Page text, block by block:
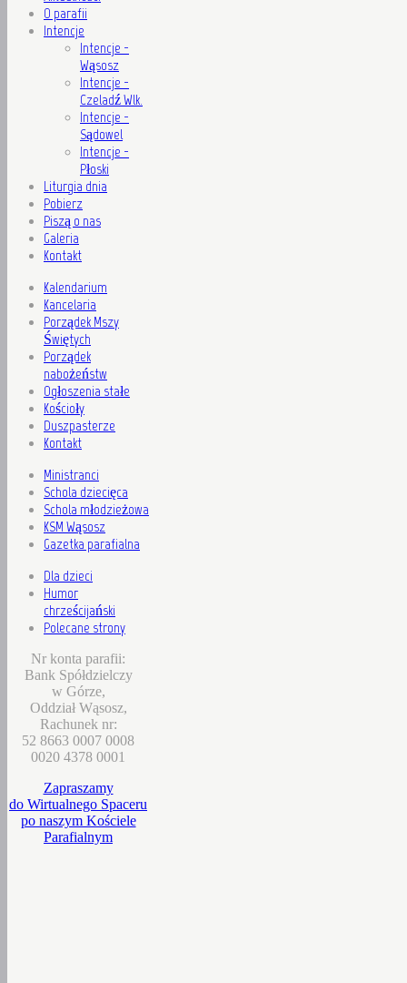
O parafii
Intencje
Intencje -
Wąsosz
Intencje -
Czeladź Wlk.
Intencje -
Sądowel
Intencje -
Płoski
Liturgia dnia
Pobierz
Piszą o nas
Galeria
Kontakt
Kalendarium
Kancelaria
Porządek Mszy
Świętych
Porządek
nabożeństw
Ogłoszenia stałe
Kościoły
Duszpasterze
Kontakt
Ministranci
Schola dziecięca
Schola młodzieżowa
KSM Wąsosz
Gazetka parafialna
Dla dzieci
Humor
chrześcijański
Polecane strony
Nr konta parafii:
Bank Spółdzielczy
w Górze,
Oddział Wąsosz,
Rachunek nr:
52 8663 0007 0008
0020 4378 0001
Zapraszamy
do Wirtualnego Spaceru
po naszym Kościele
Parafialnym